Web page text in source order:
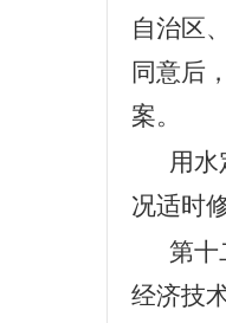
自治区
同意后
案。
用
况适时
第十
经济技